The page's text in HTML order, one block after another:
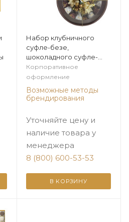
Набор клубничного
суфле-безе,
шоколадного суфле-
безе 265г из коллекции
Золото зимы
Корпоративное
оформление
Возможные методы
брендирования
Уточняйте цену и
наличие товара у
менеджера
8 (800) 600-53-53
В КОРЗИНУ